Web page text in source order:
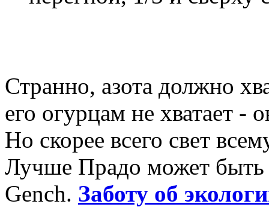
Странно, азота должно
его огурцам не хватает -
Но скорее всего свет
Лучше Прадо может
Gench. Заботу об